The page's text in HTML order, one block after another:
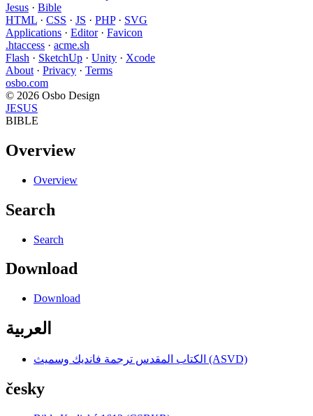
Jesus · Bible
HTML · CSS · JS · PHP· SVG
Applications · Editor· Favicon
.htaccess · acme.sh
Flash · SketchUp · Unity · Xcode
About · Privacy · Terms
osbo.com
© 2026 Osbo Design
JESUS
BIBLE
Overview
Overview
Search
Search
Download
Download
العربية
الكتاب المقدس ترجمة فانديك وسميث (ASVD)
česky